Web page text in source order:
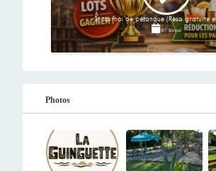
3ᵉ tournoi de pétanque (Résa gratuite
07 février
Photos